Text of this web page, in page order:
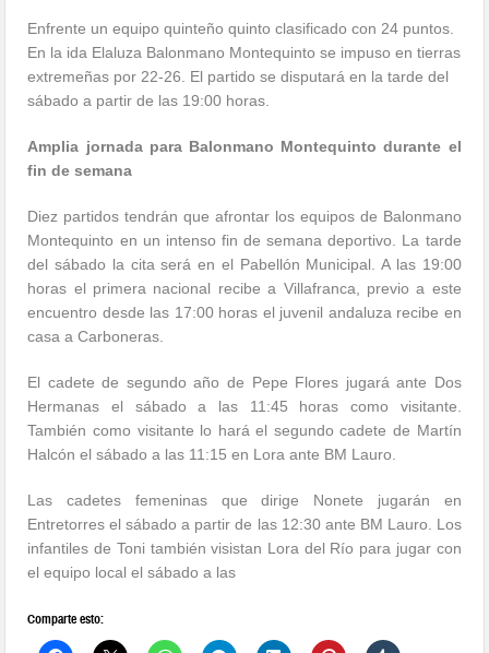
Enfrente un equipo quinteño quinto clasificado con 24 puntos.
En la ida Elaluza Balonmano Montequinto se impuso en tierras
extremeñas por 22-26. El partido se disputará en la tarde del
sábado a partir de las 19:00 horas.
Amplia jornada para Balonmano Montequinto durante el
fin de semana
Diez partidos tendrán que afrontar los equipos de Balonmano
Montequinto en un intenso fin de semana deportivo. La tarde
del sábado la cita será en el Pabellón Municipal. A las 19:00
horas el primera nacional recibe a Villafranca, previo a este
encuentro desde las 17:00 horas el juvenil andaluza recibe en
casa a Carboneras.
El cadete de segundo año de Pepe Flores jugará ante Dos
Hermanas el sábado a las 11:45 horas como visitante.
También como visitante lo hará el segundo cadete de Martín
Halcón el sábado a las 11:15 en Lora ante BM Lauro.
Las cadetes femeninas que dirige Nonete jugarán en
Entretorres el sábado a partir de las 12:30 ante BM Lauro. Los
infantiles de Toni también visistan Lora del Río para jugar con
el equipo local el sábado a las
Comparte esto: